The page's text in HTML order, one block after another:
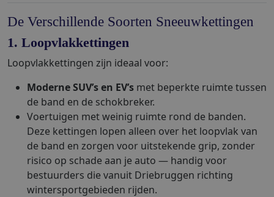
De Verschillende Soorten Sneeuwkettingen
1. Loopvlakkettingen
Loopvlakkettingen zijn ideaal voor:
Moderne SUV’s en EV’s met beperkte ruimte tussen
de band en de schokbreker.
Voertuigen met weinig ruimte rond de banden.
Deze kettingen lopen alleen over het loopvlak van
de band en zorgen voor uitstekende grip, zonder
risico op schade aan je auto — handig voor
bestuurders die vanuit Driebruggen richting
wintersportgebieden rijden.